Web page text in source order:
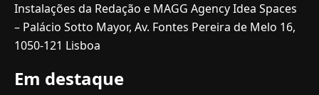
Instalações da Redação e MAGG Agency Idea Spaces
– Palácio Sotto Mayor, Av. Fontes Pereira de Melo 16,
1050-121 Lisboa
Em destaque